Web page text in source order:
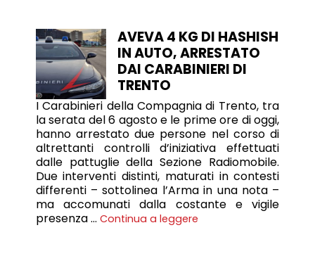
AVEVA 4 KG DI HASHISH
IN AUTO, ARRESTATO
DAI CARABINIERI DI
TRENTO
I Carabinieri della Compagnia di Trento, tra
la serata del 6 agosto e le prime ore di oggi,
hanno arrestato due persone nel corso di
altrettanti controlli d’iniziativa effettuati
dalle pattuglie della Sezione Radiomobile.
Due interventi distinti, maturati in contesti
differenti – sottolinea l’Arma in una nota –
ma accomunati dalla costante e vigile
presenza … Continua a leggere